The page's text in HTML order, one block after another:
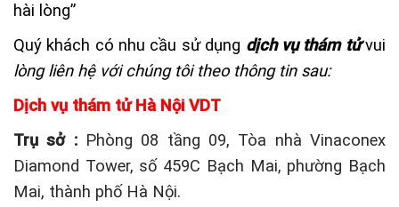
hài lòng”
Quý khách có nhu cầu sử dụng dịch vụ thám tửvui
lòng liên hệ với chúng tôi theo thông tin sau:
Dịch vụ thám tử Hà Nội VDT
Trụ sở :Phòng 08 tầng 09, Tòa nhà Vinaconex
Diamond Tower, số 459C Bạch Mai, phường Bạch
Mai, thành phố Hà Nội.